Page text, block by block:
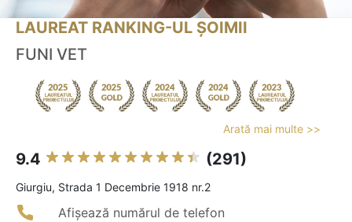
LAUREAT RANKING-UL ȘOIMII
FUNI VET
Arată mai multe >>
9.4 (291)
Giurgiu, Strada 1 Decembrie 1918 nr.2
Afișează numărul de telefon